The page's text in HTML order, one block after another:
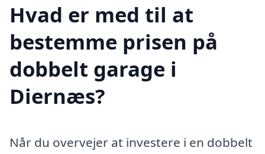
Hvad er med til at
bestemme prisen på
dobbelt garage i
Diernæs?
Når du overvejer at investere i en dobbelt